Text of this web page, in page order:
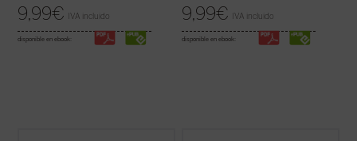
9,99€ IVA incluido
disponible en ebook:
9,99€ IVA incluido
disponible en ebook: